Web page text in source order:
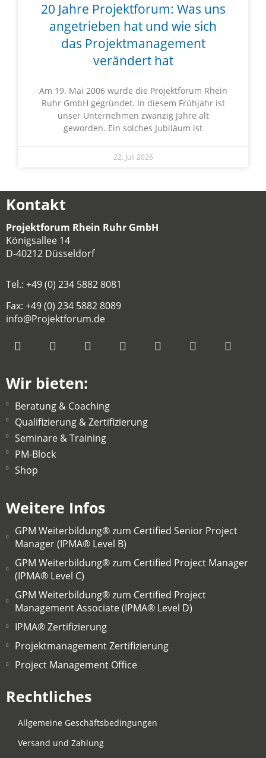
20 Jahre Projektforum: Was uns
angetrieben hat und wie sich
das Projektmanagement
verändert hat
Am 19. Mai 2006 wurde die Projektforum Rhein
Ruhr GmbH gegründet. In diesem Frühjahr ist
unser Unternehmen zwanzig Jahre alt
geworden. Ein solches Jubiläum ist
22. Juli 2026
Kontakt
Projektforum Rhein Ruhr GmbH
Königsallee 14
D-40212 Düsseldorf
Tel.: +49 (0) 234 5882 8081
Fax: +49 (0) 234 5882 8089
info@Projektforum.de
Wir bieten:
Beratung & Coaching
Qualifizierung & Zertifizierung
Seminare & Training
PM-Block
Shop
Weitere Infos
GPM Weiterbildung® zum Certified Senior Project
Manager (IPMA® Level B)
GPM Weiterbildung® zum Certified Project Manager
(IPMA® Level C)
GPM Weiterbildung® zum Certified Project
Management Associate (IPMA® Level D)
IPMA® Zertifizierung
Projektmanagement Zertifizierung
Project Management Office
Rechtliches
Allgemeine Geschäftsbedingungen
Versand und Zahlung